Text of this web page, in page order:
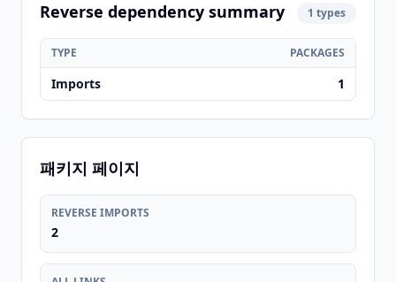
Reverse dependency summary 1 types
TYPE PACKAGES
Imports 1
패키지 페이지
REVERSE IMPORTS
2